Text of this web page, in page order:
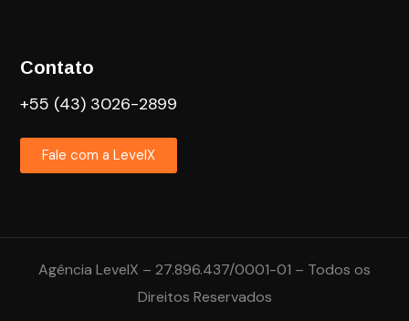
Contato
+55 (43) 3026-2899
Fale com a LevelX
Agência LevelX – 27.896.437/0001-01 – Todos os
Direitos Reservados